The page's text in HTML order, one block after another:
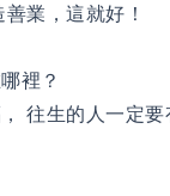
善業，這就好！
裡？
往生的人一定